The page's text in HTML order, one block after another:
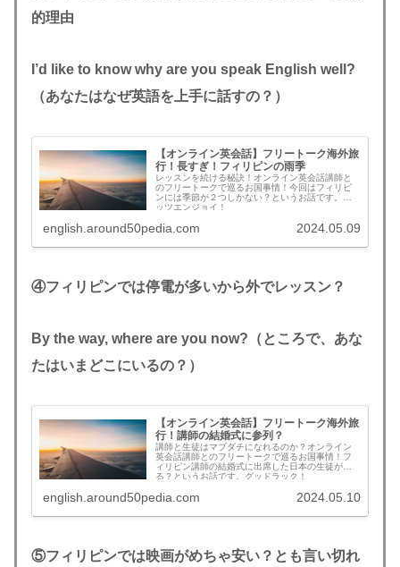
的理由
I’d like to know why are you speak English well?
（あなたはなぜ英語を上手に話すの？）
【オンライン英会話】フリートーク海外旅
行！長すぎ！フィリピンの雨季
レッスンを続ける秘訣！オンライン英会話講師と
のフリートークで巡るお国事情！今回はフィリピ
ンには季節が２つしかない？というお話です。レ
ッツエンジョイ！
english.around50pedia.com 2024.05.09
④フィリピンでは停電が多いから外でレッスン？
By the way, where are you now?（ところで、あな
たはいまどこにいるの？）
【オンライン英会話】フリートーク海外旅
行！講師の結婚式に参列？
講師と生徒はマブダチになれるのか？オンライン
英会話講師とのフリートークで巡るお国事情！フ
ィリピン講師の結婚式に出席した日本の生徒がい
る？というお話です。グッドラック！
english.around50pedia.com 2024.05.10
⑤フィリピンでは映画がめちゃ安い？とも言い切れ